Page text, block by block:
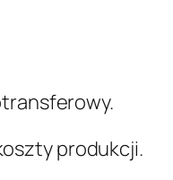
produkcji.